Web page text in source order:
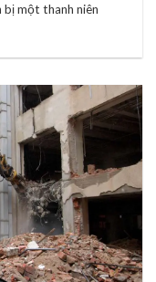
một thanh niên